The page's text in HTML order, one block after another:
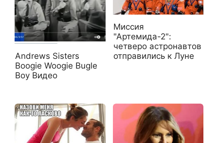
Andrews Sisters
Boogie Woogie Bugle
Boy Видео
Миссия
"Артемида-2":
четверо астронавтов
отправились к Луне